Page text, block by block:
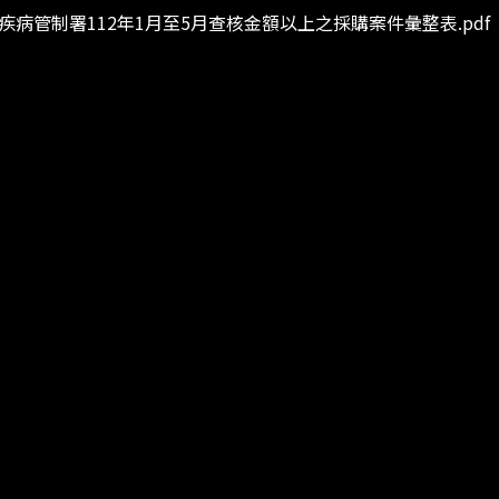
病管制署112年1月至5月查核金額以上之採購案件彙整表.pdf